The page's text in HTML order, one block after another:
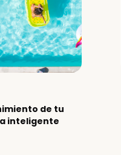
de tu
inteligente